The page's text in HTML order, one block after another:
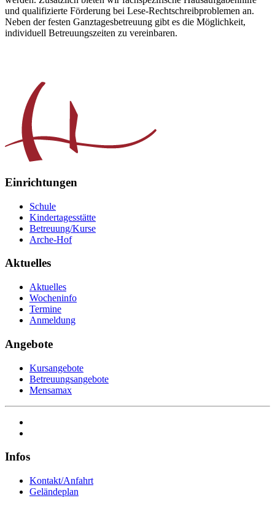
und qualifizierte Förderung bei Lese-Rechtschreibproblemen an.
Neben der festen Ganztagesbetreuung gibt es die Möglichkeit,
individuell Betreuungszeiten zu vereinbaren.
Einrichtungen
Schule
Kindertagesstätte
Betreuung/Kurse
Arche-Hof
Aktuelles
Aktuelles
Wocheninfo
Termine
Anmeldung
Angebote
Kursangebote
Betreuungsangebote
Mensamax
Infos
Kontakt/Anfahrt
Geländeplan